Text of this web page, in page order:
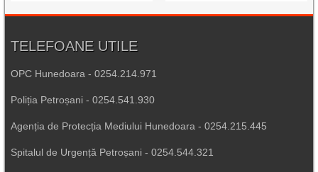
TELEFOANE UTILE
OPC Hunedoara - 0254.214.971
Poliția Petroșani - 0254.541.930
Agenția de Protecția Mediului Hunedoara - 0254.215.445
Spitalul de Urgență Petroșani - 0254.544.321